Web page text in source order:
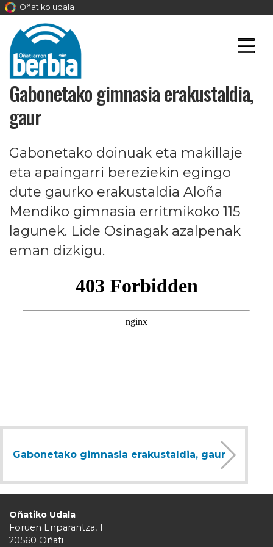
Oñatiko udala
Gabonetako gimnasia erakustaldia,
gaur
Gabonetako doinuak eta makillaje
eta apaingarri bereziekin egingo
dute gaurko erakustaldia Aloña
Mendiko gimnasia erritmikoko 115
lagunek. Lide Osinagak azalpenak
eman dizkigu.
Gabonetako gimnasia erakustaldia, gaur
Oñatiko Udala
Foruen Enparantza, 1
20560 Oñati